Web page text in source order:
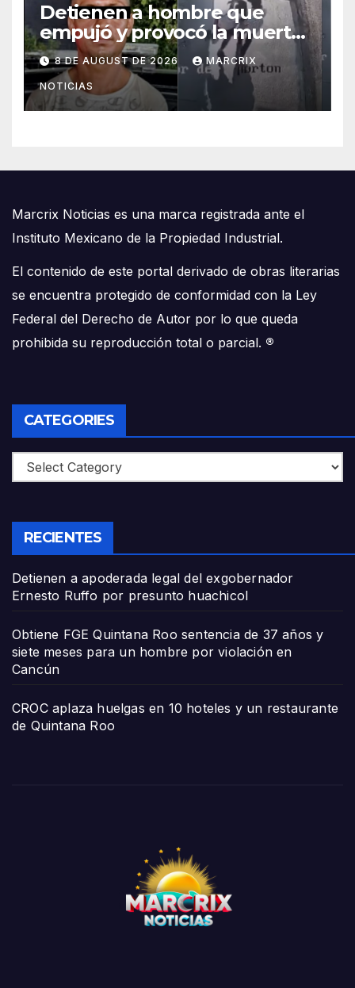
Detienen a hombre que
empujó y provocó la muerte
de un abuelito en Monterrey
8 DE AUGUST DE 2026 MARCRIX
NOTICIAS
Marcrix Noticias es una marca registrada ante el
Instituto Mexicano de la Propiedad Industrial.
El contenido de este portal derivado de obras literarias
se encuentra protegido de conformidad con la Ley
Federal del Derecho de Autor por lo que queda
prohibida su reproducción total o parcial. ®
CATEGORIES
Categories
RECIENTES
Detienen a apoderada legal del exgobernador
Ernesto Ruffo por presunto huachicol
Obtiene FGE Quintana Roo sentencia de 37 años y
siete meses para un hombre por violación en
Cancún
CROC aplaza huelgas en 10 hoteles y un restaurante
de Quintana Roo